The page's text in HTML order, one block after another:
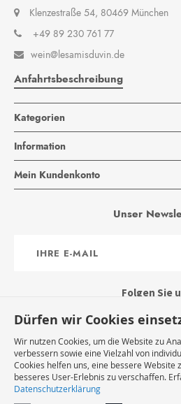
Klenzestraße 54, 80469 München
+49 89 230 761 77
 wein@lesamisduvin.de
Anfahrtsbeschreibung
Kategorien
Information
Mein Kundenkonto
Unser
zum
Folgen Sie
Dürfen wir Cookies
Wir nutzen Cookies, um die Website zu
verbessern sowie eine Vielzahl von
Cookies helfen uns, eine bessere Website
besseres User-Erlebnis zu verschaffen.
Datenschutzerklärung